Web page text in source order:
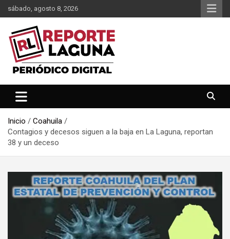
Saltar
al
contenido
sábado, agosto 8, 2026
Reporte Laguna
Inicio
Coahuila
Contagios y decesos siguen a la baja en La Laguna, reportan
38 y un deceso